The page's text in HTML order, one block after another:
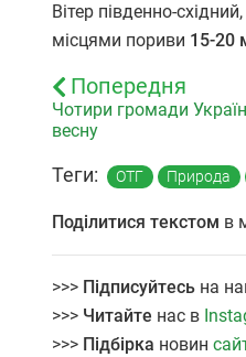
Вітер південно-
місцями пориви 15-20
Попередня
Чотири громади
весну
Теги: ОТГ Природа
Поділитися текстом в
>>> Підписуйтесь на
>>> Читайте нас в
>>> Підбірка новин